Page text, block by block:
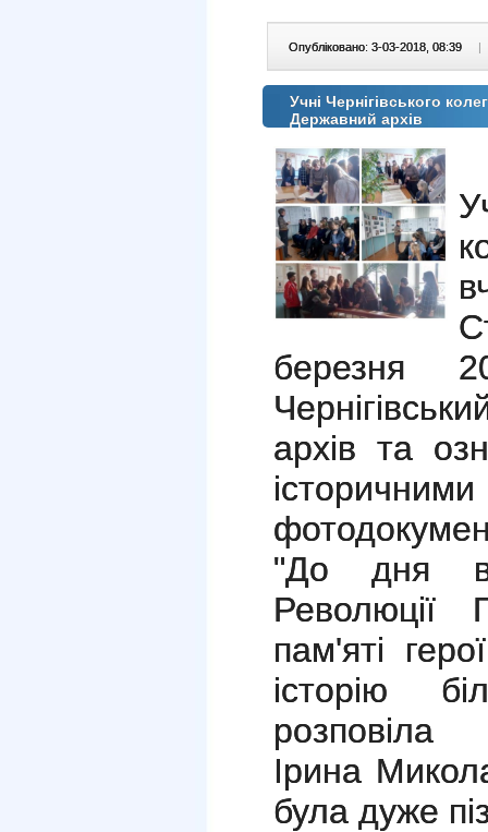
Опубліковано: 3-03-2018, 08:39 |
Учні Чернігівського
Державний архів
березня
архів та
"До дня
Революції
пам'яті
історію
розповіла
Ірина
була дуже